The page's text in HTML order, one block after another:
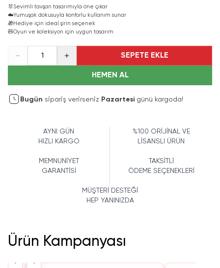
🐰 Sevimli tavşan tasarımıyla öne çıkar
☁️Yumuşak dokusuyla konforlu kullanım sunar
🎁Hediye için ideal şirin seçenek
🧸Oyun ve koleksiyon için uygun tasarım
1 SEPETE EKLE
HEMEN AL
Bugün sipariş verirseniz Pazartesi günü kargoda!
AYNI GÜN
HIZLI KARGO
%100 ORİJİNAL VE
LİSANSLI ÜRÜN
MEMNUNİYET
GARANTİSİ
TAKSİTLİ
ÖDEME SEÇENEKLERİ
MÜŞTERİ DESTEĞİ
HEP YANINIZDA
Ürün Kampanyası
‹
›